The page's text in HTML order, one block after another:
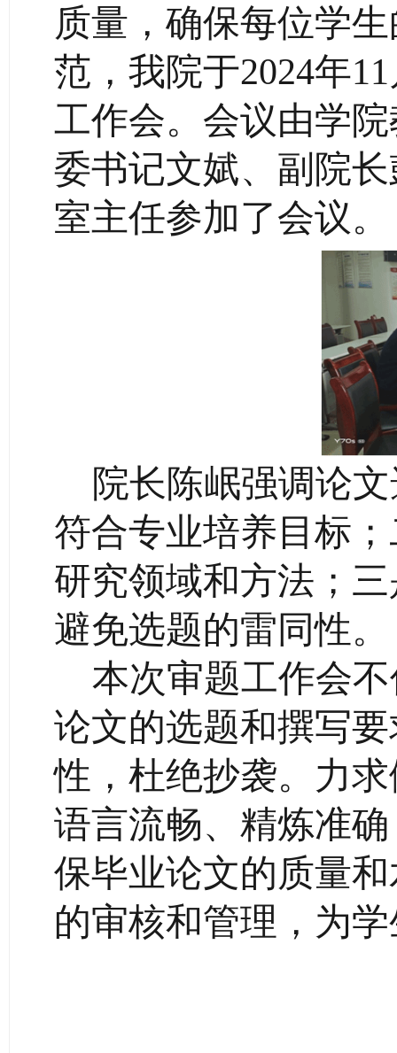
质量，确保每位学
范，我院于2024年11
工作会。会议由学
委书记文娬、副院
室主任参加了会议。
院长陈岷强调论
符合专业培养目标
研究领域和方法；
避免选题的雷同性。
本次审题工作会
论文的选题和撰写
性，杜绝抄袭。力
语言流畅、精炼准
保毕业论文的质量
的审核和管理，为